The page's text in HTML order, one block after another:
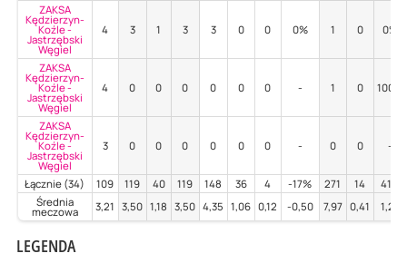
ZAKSA
Kędzierzyn-
Koźle -
Jastrzębski
Węgiel
4 3 1 3 3 0 0 0% 1 0 0%
ZAKSA
Kędzierzyn-
Koźle -
Jastrzębski
Węgiel
4 0 0 0 0 0 0 - 1 0 100%
ZAKSA
Kędzierzyn-
Koźle -
Jastrzębski
Węgiel
3 0 0 0 0 0 0 - 0 0 -
Łącznie (34) 109 119 40 119 148 36 4 -17% 271 14
41%
Średnia
meczowa 3,21 3,50 1,18 3,50 4,35 1,06 0,12 -0,50 7,97 0,41 1,20
LEGENDA